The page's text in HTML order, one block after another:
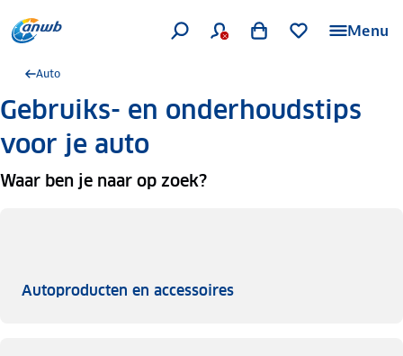
Menu
Auto
Gebruiks- en onderhoudstips
voor je auto
Waar ben je naar op zoek?
Autoproducten en accessoiresAutoproducten en